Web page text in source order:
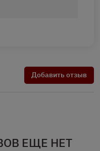
Добавить отзыв
ЕЩЕ НЕТ